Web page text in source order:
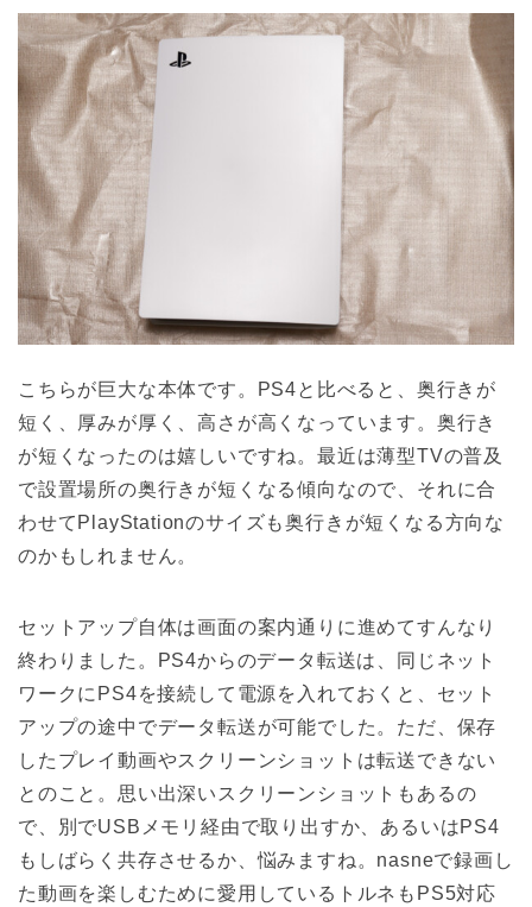
こちらが巨大な本体です。PS4と比べると、奥行きが
短く、厚みが厚く、高さが高くなっています。奥行き
が短くなったのは嬉しいですね。最近は薄型TVの普及
で設置場所の奥行きが短くなる傾向なので、それに合
わせてPlayStationのサイズも奥行きが短くなる方向な
のかもしれません。
セットアップ自体は画面の案内通りに進めてすんなり
終わりました。PS4からのデータ転送は、同じネット
ワークにPS4を接続して電源を入れておくと、セット
アップの途中でデータ転送が可能でした。ただ、保存
したプレイ動画やスクリーンショットは転送できない
とのこと。思い出深いスクリーンショットもあるの
で、別でUSBメモリ経由で取り出すか、あるいはPS4
もしばらく共存させるか、悩みますね。nasneで録画し
た動画を楽しむために愛用しているトルネもPS5対応